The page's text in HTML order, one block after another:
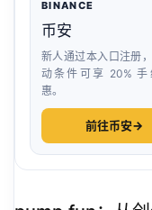
BINANCE
币安
新人通过本入口注册
动条件可享 20% 手
惠。
前往币安→